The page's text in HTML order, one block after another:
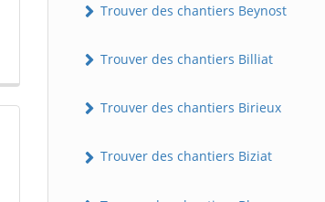
Trouver des chantiers Beynost
Trouver des chantiers Billiat
Trouver des chantiers Birieux
Trouver des chantiers Biziat